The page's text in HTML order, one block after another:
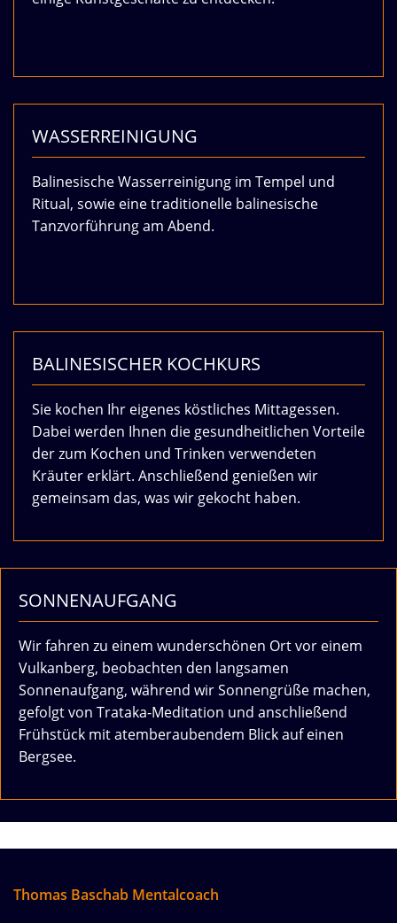
WASSERREINIGUNG
Balinesische Wasserreinigung im Tempel und
Ritual, sowie eine traditionelle balinesische
Tanzvorführung am Abend.
BALINESISCHER KOCHKURS
Sie kochen Ihr eigenes köstliches Mittagessen.
Dabei werden Ihnen die gesundheitlichen Vorteile
der zum Kochen und Trinken verwendeten
Kräuter erklärt. Anschließend genießen wir
gemeinsam das, was wir gekocht haben.
SONNENAUFGANG
Wir fahren zu einem wunderschönen Ort vor einem
Vulkanberg, beobachten den langsamen
Sonnenaufgang, während wir Sonnengrüße machen,
gefolgt von Trataka-Meditation und anschließend
Frühstück mit atemberaubendem Blick auf einen
Bergsee.
Thomas Baschab Mentalcoach